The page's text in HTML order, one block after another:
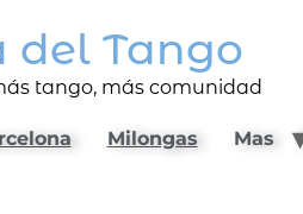
del Tango
tango, más comunidad
Milongas Mas